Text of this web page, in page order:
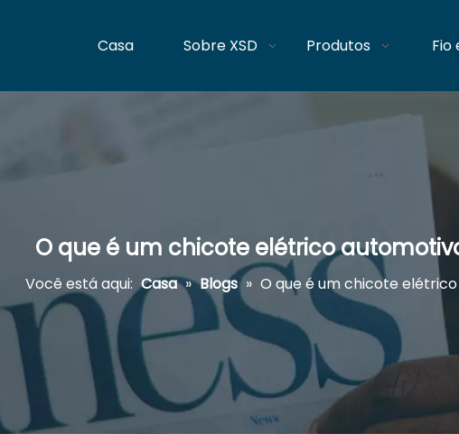
Casa Sobre XSD Produtos Fio
O que é um chicote elétrico
Você está aqui: Casa » Blogs » O que é um chicote